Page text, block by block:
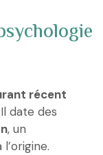
récent
date des
, un